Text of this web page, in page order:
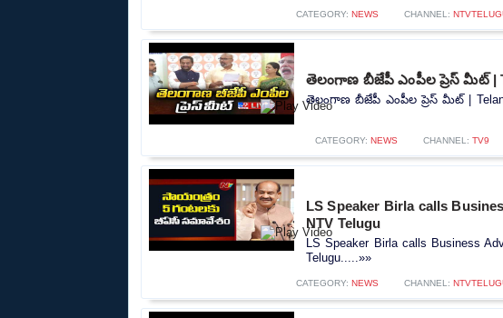
CATEGORY: NEWS CHANNEL:
తెలంగాణ బీజేపీ ఎంపీల ప్రెస్ మీట్ |
తెలంగాణ బీజేపీ ఎంపీల ప్రెస్ మీట్ |
CATEGORY: NEWS CHANNEL: TV9
LS Speaker Birla calls
NTV Telugu
LS Speaker Birla calls Business
Telugu.....»»
CATEGORY: NEWS CHANNEL: